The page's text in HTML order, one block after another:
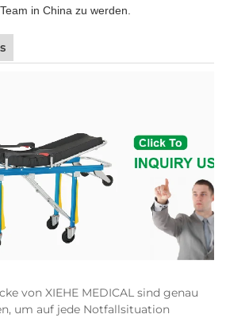
in China zu werden.
von XIEHE MEDICAL sind genau
um auf jede Notfallsituation